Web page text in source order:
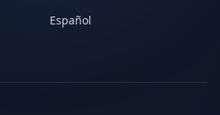
Español